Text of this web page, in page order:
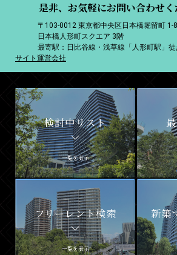
是非、お気軽にお問い合わせく
〒103-0012 東京都中央区日本橋堀留町 1-
日本橋人形町スクエア 3階
最寄駅：日比谷線・浅草線「人形町駅」
サイト運営会社
検討中リスト
一覧を表示
フリーレント検索
一覧を表示
新築